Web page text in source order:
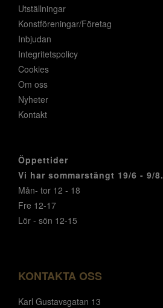
Utställningar
Konstföreningar/Företag
Inbjudan
Integritetspolicy
Cookies
Om oss
Nyheter
Kontakt
Öppettider
Vi har sommarstängt 19/6 - 9/8.
Mån- tor 12 - 18
Fre 12-17
Lör - sön 12-15
KONTAKTA OSS
Karl Gustavsgatan 13